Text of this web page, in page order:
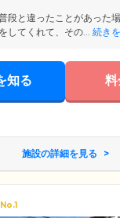
段と違ったことがあった
してくれて、その... 続き
知る 料
施設の詳細を見る